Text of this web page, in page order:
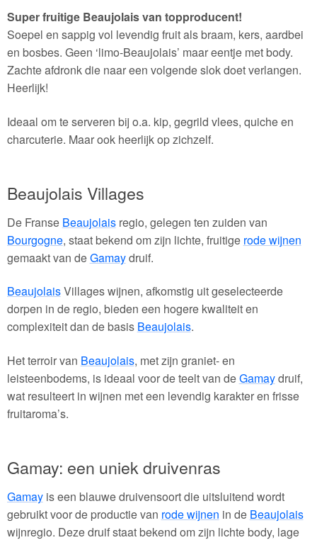
Super fruitige Beaujolais van topproducent!
Soepel en sappig vol levendig fruit als braam, kers, aardbei
en bosbes. Geen ‘limo-Beaujolais’ maar eentje met body.
Zachte afdronk die naar een volgende slok doet verlangen.
Heerlijk!
Ideaal om te serveren bij o.a. kip, gegrild vlees, quiche en
charcuterie. Maar ook heerlijk op zichzelf.
Beaujolais Villages
De Franse Beaujolaisregio, gelegen ten zuiden van
Bourgogne, staat bekend om zijn lichte, fruitige rode wijnen
gemaakt van deGamaydruif.
BeaujolaisVillages wijnen, afkomstig uit geselecteerde
dorpen in de regio, bieden een hogere kwaliteit en
complexiteit dan de basis Beaujolais.
Het terroir van Beaujolais, met zijn graniet- en
leisteenbodems, is ideaal voor de teelt van deGamaydruif,
wat resulteert in wijnen met een levendig karakter en frisse
fruitaroma’s.
Gamay: een uniek druivenras
Gamayis een blauwe druivensoort die uitsluitend wordt
gebruikt voor de productie van rode wijnen in de Beaujolais
wijnregio. Deze druif staat bekend om zijn lichte body, lage